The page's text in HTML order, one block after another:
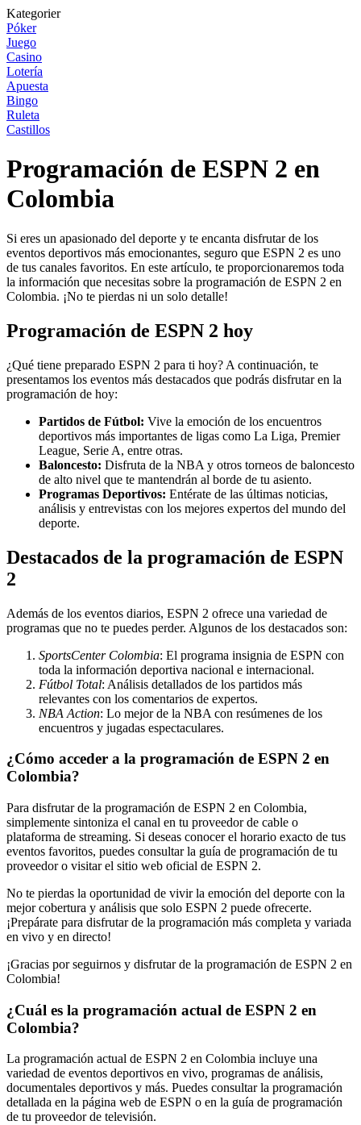
Kategorier
Póker
Juego
Casino
Lotería
Apuesta
Bingo
Ruleta
Castillos
Programación de ESPN 2 en
Colombia
Si eres un apasionado del deporte y te encanta disfrutar de los
eventos deportivos más emocionantes, seguro que ESPN 2 es uno
de tus canales favoritos. En este artículo, te proporcionaremos toda
la información que necesitas sobre la programación de ESPN 2 en
Colombia. ¡No te pierdas ni un solo detalle!
Programación de ESPN 2 hoy
¿Qué tiene preparado ESPN 2 para ti hoy? A continuación, te
presentamos los eventos más destacados que podrás disfrutar en la
programación de hoy:
Partidos de Fútbol: Vive la emoción de los encuentros
deportivos más importantes de ligas como La Liga, Premier
League, Serie A, entre otras.
Baloncesto: Disfruta de la NBA y otros torneos de baloncesto
de alto nivel que te mantendrán al borde de tu asiento.
Programas Deportivos: Entérate de las últimas noticias,
análisis y entrevistas con los mejores expertos del mundo del
deporte.
Destacados de la programación de ESPN
2
Además de los eventos diarios, ESPN 2 ofrece una variedad de
programas que no te puedes perder. Algunos de los destacados son:
SportsCenter Colombia: El programa insignia de ESPN con
toda la información deportiva nacional e internacional.
Fútbol Total: Análisis detallados de los partidos más
relevantes con los comentarios de expertos.
NBA Action: Lo mejor de la NBA con resúmenes de los
encuentros y jugadas espectaculares.
¿Cómo acceder a la programación de ESPN 2 en
Colombia?
Para disfrutar de la programación de ESPN 2 en Colombia,
simplemente sintoniza el canal en tu proveedor de cable o
plataforma de streaming. Si deseas conocer el horario exacto de tus
eventos favoritos, puedes consultar la guía de programación de tu
proveedor o visitar el sitio web oficial de ESPN 2.
No te pierdas la oportunidad de vivir la emoción del deporte con la
mejor cobertura y análisis que solo ESPN 2 puede ofrecerte.
¡Prepárate para disfrutar de la programación más completa y variada
en vivo y en directo!
¡Gracias por seguirnos y disfrutar de la programación de ESPN 2 en
Colombia!
¿Cuál es la programación actual de ESPN 2 en
Colombia?
La programación actual de ESPN 2 en Colombia incluye una
variedad de eventos deportivos en vivo, programas de análisis,
documentales deportivos y más. Puedes consultar la programación
detallada en la página web de ESPN o en la guía de programación
de tu proveedor de televisión.